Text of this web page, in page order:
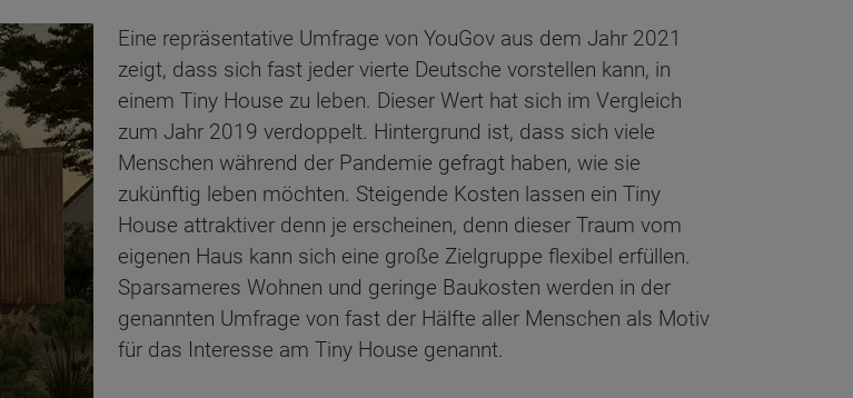
Eine repräsentative Umfrage von YouGov aus dem Jahr 2021
zeigt, dass sich fast jeder vierte Deutsche vorstellen kann, in
einem Tiny House zu leben. Dieser Wert hat sich im Vergleich
zum Jahr 2019 verdoppelt. Hintergrund ist, dass sich viele
Menschen während der Pandemie gefragt haben, wie sie
zukünftig leben möchten. Steigende Kosten lassen ein Tiny
House attraktiver denn je erscheinen, denn dieser Traum vom
eigenen Haus kann sich eine große Zielgruppe flexibel erfüllen.
Sparsameres Wohnen und geringe Baukosten werden in der
genannten Umfrage von fast der Hälfte aller Menschen als Motiv
für das Interesse am Tiny House genannt.